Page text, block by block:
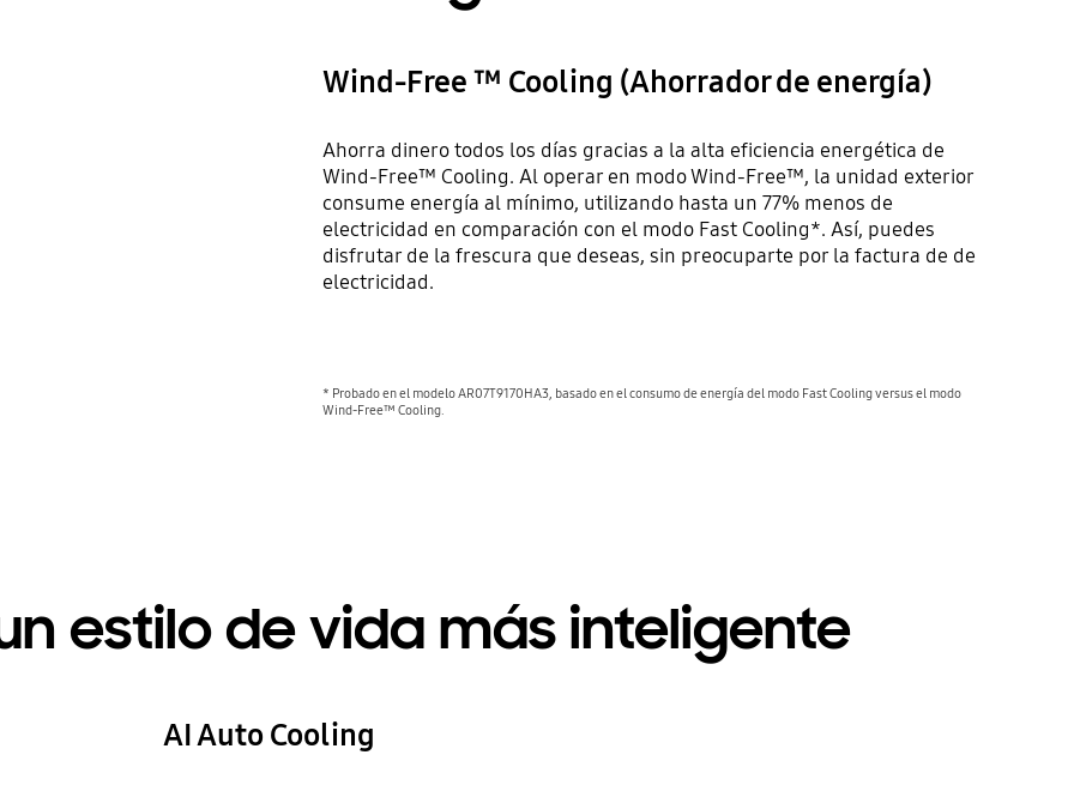
Wind-Free ™ Cooling (Ahorrador de energía)
Ahorra dinero todos los días gracias a la alta eficiencia energética de
Wind-Free™ Cooling. Al operar en modo Wind-Free™, la unidad exterior
consume energía al mínimo, utilizando hasta un 77% menos de
electricidad en comparación con el modo Fast Cooling*. Así, puedes
disfrutar de la frescura que deseas, sin preocuparte por la factura de de
electricidad.
* Probado en el modelo AR07T9170HA3, basado en el consumo de energía del modo Fast Cooling versus el modo
Wind-Free™ Cooling.
estilo de vida más inteligente
AI Auto Cooling